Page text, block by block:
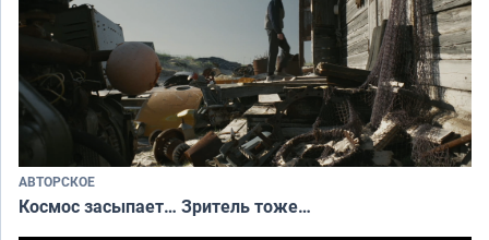
АВТОРСКОЕ
Космос засыпает… Зритель тоже…